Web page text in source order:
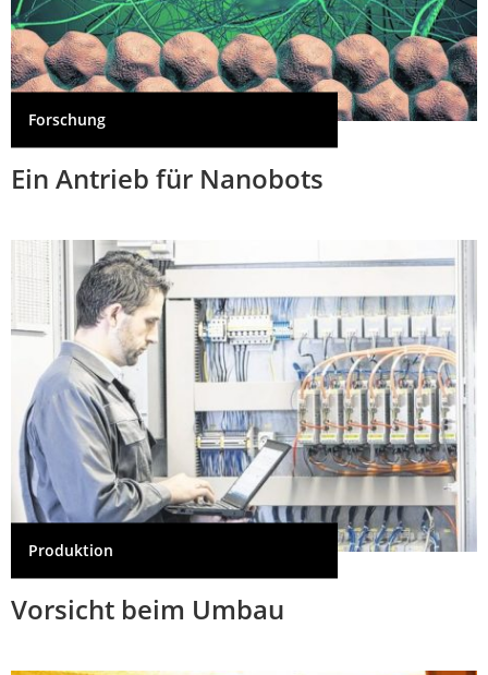
Forschung
Ein Antrieb für Nanobots
Produktion
Vorsicht beim Umbau